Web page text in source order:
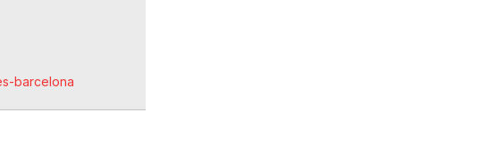
barcelona